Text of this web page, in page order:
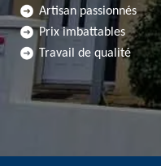
Artisan passionnés
Prix imbattables
Travail de qualité